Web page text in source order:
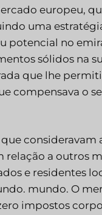
europeu,
uma
potencial no
sólidos na
que lhe
compensava o
relação a outros
e residentes
mundo. O
impostos